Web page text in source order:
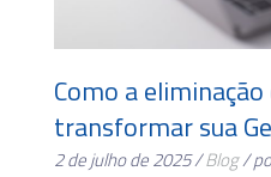
Como a
transformar sua
2 de julho de 2025 /Blog/